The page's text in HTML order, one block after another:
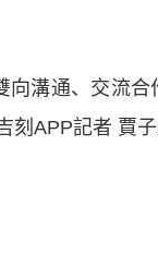
溝通、交流合
APP記者 賈子